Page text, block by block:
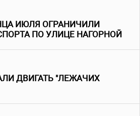
ИЮЛЯ ОГРАНИЧИЛИ
ПО УЛИЦЕ НАГОРНОЙ
ДВИГАТЬ "ЛЕЖАЧИХ